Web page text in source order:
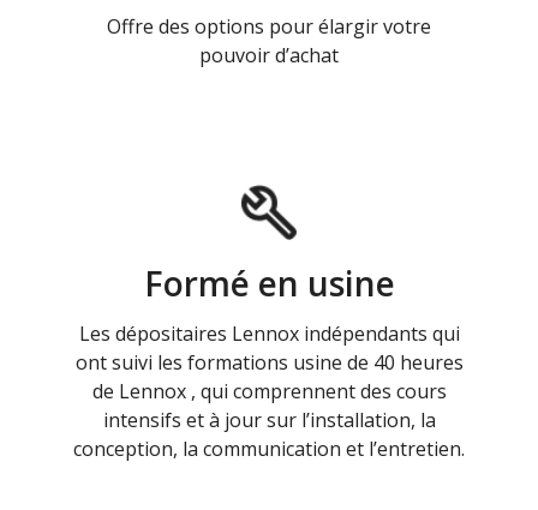
Offre des options pour élargir votre
pouvoir d’achat
Formé en usine
Les dépositaires Lennox indépendants qui
ont suivi les formations usine de 40 heures
de Lennox , qui comprennent des cours
intensifs et à jour sur l’installation, la
conception, la communication et l’entretien.